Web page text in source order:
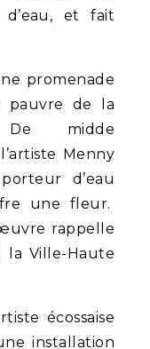
et fait
promenade
pauvre de la
midde
l’artiste Menny
d’eau
une fleur.
rappelle
la Ville-Haute
écossaise
installation